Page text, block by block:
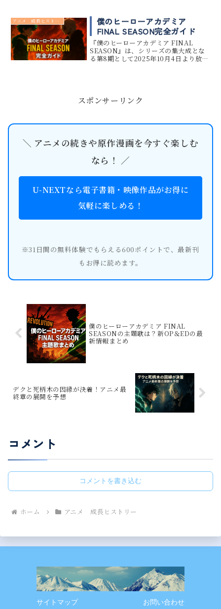
ット上でも「相関図が欲しい」との声
が上がっています。この記事では、紫...
アニメ 成長ヒストリー
僕のヒーローアカデミア
FINAL SEASON完全ガイド
『僕のヒーローアカデミア FINAL
SEASON』は、シリーズの集大成とな
る第8期として2025年10月4日より放送
スポンサーリンク
＼ アニメの続きや原作漫画を今すぐ楽しむ
なら！ ／
U-NEXTなら電子書籍・映像作品がお得に
気軽に楽しめる！
※31日間の無料体験でもらえる600ポイントで、最新刊
もお得に読めます。
僕のヒーローアカデミア FINAL
SEASONの主題歌は？新OP＆EDの最
新情報まとめ
デクと死柄木の因縁が決着！アニメ最
終章の展開を予想
コメント
コメントを書き込む
ホーム アニメ 成長ヒストリー
サイトマップ お問い合わせ